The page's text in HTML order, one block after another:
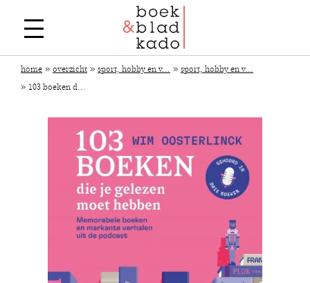
home » overzicht » sport, hobby en v... » sport, hobby en v...
» 103 boeken d...